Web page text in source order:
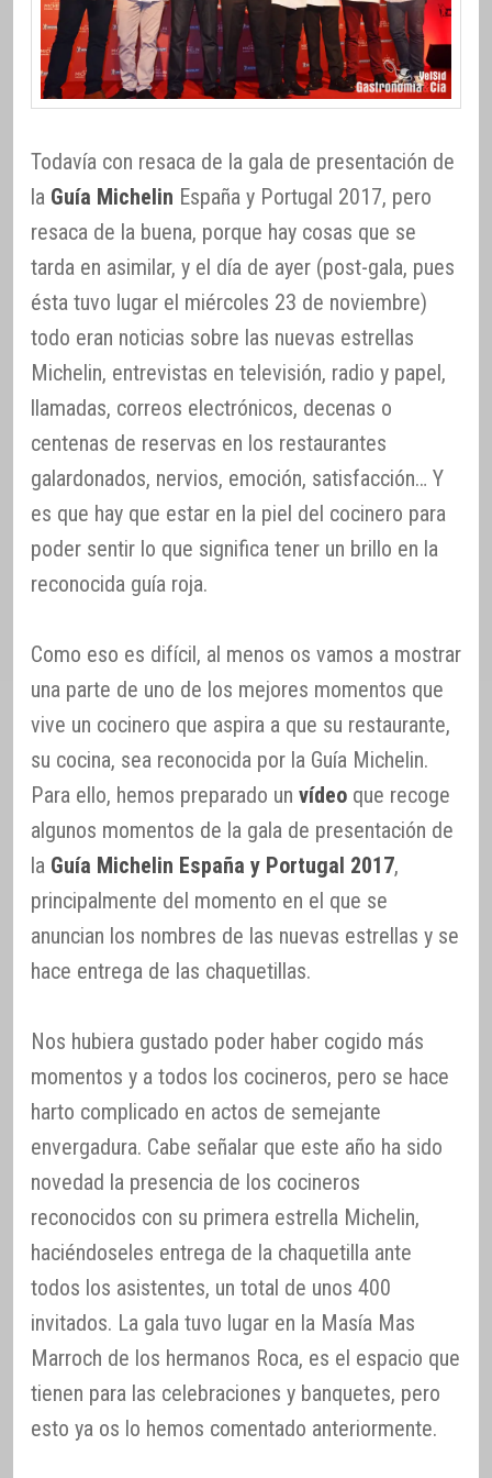
Todavía con resaca de la gala de presentación de
la Guía Michelin España y Portugal 2017, pero
resaca de la buena, porque hay cosas que se
tarda en asimilar, y el día de ayer (post-gala, pues
ésta tuvo lugar el miércoles 23 de noviembre)
todo eran noticias sobre las nuevas estrellas
Michelin, entrevistas en televisión, radio y papel,
llamadas, correos electrónicos, decenas o
centenas de reservas en los restaurantes
galardonados, nervios, emoción, satisfacción… Y
es que hay que estar en la piel del cocinero para
poder sentir lo que significa tener un brillo en la
reconocida guía roja.
Como eso es difícil, al menos os vamos a mostrar
una parte de uno de los mejores momentos que
vive un cocinero que aspira a que su restaurante,
su cocina, sea reconocida por la Guía Michelin.
Para ello, hemos preparado un vídeo que recoge
algunos momentos de la gala de presentación de
la Guía Michelin España y Portugal 2017,
principalmente del momento en el que se
anuncian los nombres de las nuevas estrellas y se
hace entrega de las chaquetillas.
Nos hubiera gustado poder haber cogido más
momentos y a todos los cocineros, pero se hace
harto complicado en actos de semejante
envergadura. Cabe señalar que este año ha sido
novedad la presencia de los cocineros
reconocidos con su primera estrella Michelin,
haciéndoseles entrega de la chaquetilla ante
todos los asistentes, un total de unos 400
invitados. La gala tuvo lugar en la Masía Mas
Marroch de los hermanos Roca, es el espacio que
tienen para las celebraciones y banquetes, pero
esto ya os lo hemos comentado anteriormente.